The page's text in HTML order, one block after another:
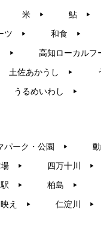
米 ▶︎ 鮎 ▶︎
ツ ▶︎ 和食 ▶︎
▶︎ 高知ローカルフ
土佐あかうし ▶︎
うるめいわし ▶︎
パーク・公園 ▶︎
▶︎ 四万十川 ▶︎
▶︎ 柏島 ▶︎
え ▶︎ 仁淀川 ▶︎